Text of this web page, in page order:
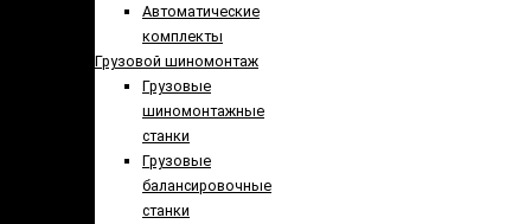
Автоматические
комплекты
Грузовой шиномонтаж
Грузовые
шиномонтажные
станки
Грузовые
балансировочные
станки